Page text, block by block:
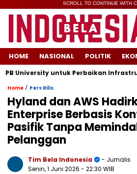
SCROLL TO CONTINUE WITH
HOME NASIONAL POLITIK
untuk Perbaikan
Home / Pers Rilis
Hyland dan AWS
Enterprise Berbasis
Pasifik Tanpa
Pelanggan
Tim Bela Indonesia
- Jurnalis
Senin, 1 Juni 2026 - 22:30 WIB